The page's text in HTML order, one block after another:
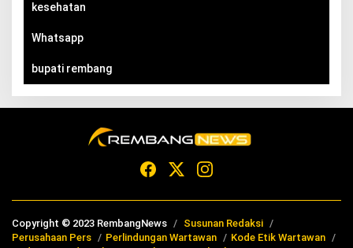
kesehatan
Whatsapp
bupati rembang
Copyright © 2023 RembangNews
Susunan Redaksi
Perusahaan Pers
Perlindungan Wartawan
Kode Etik Wartawan